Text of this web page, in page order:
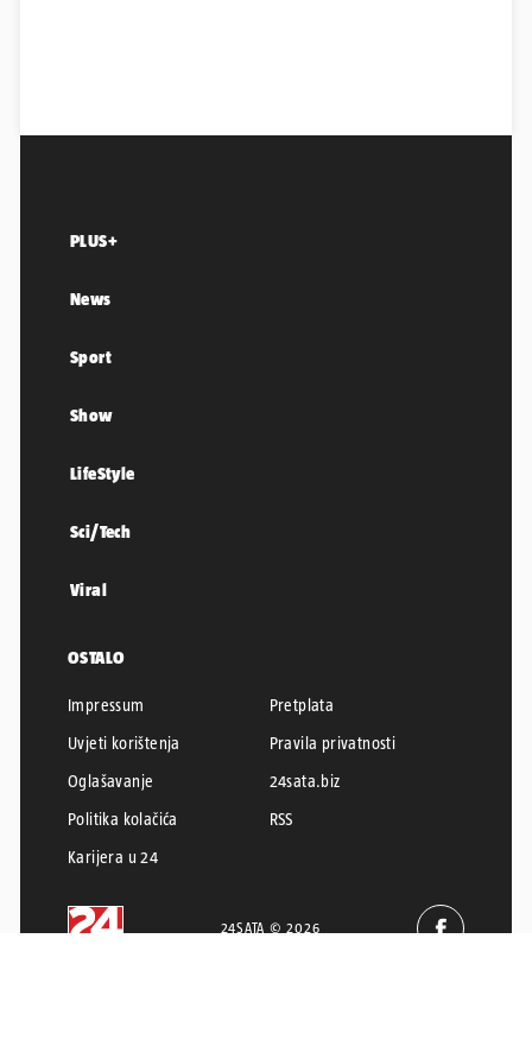
PLUS+
News
Sport
Show
LifeStyle
Sci/Tech
Viral
OSTALO
Impressum
Pretplata
Uvjeti korištenja
Pravila privatnosti
Oglašavanje
24sata.biz
Politika kolačića
RSS
Karijera u 24
24SATA © 2026